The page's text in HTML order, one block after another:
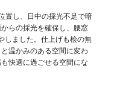
置し、日中の採光不足で暗
らの採光を確保し、腰窓
しました。仕上げも桧の無
温かみのある空間に変わ
快適に過ごせる空間にな